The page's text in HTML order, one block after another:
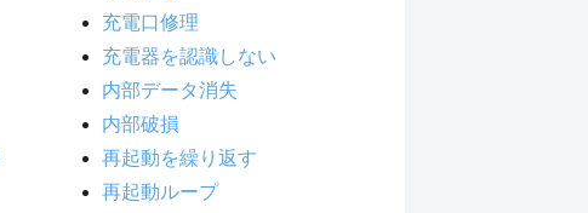
充電口修理
充電器を認識しない
内部データ消失
内部破損
再起動を繰り返す
再起動ループ